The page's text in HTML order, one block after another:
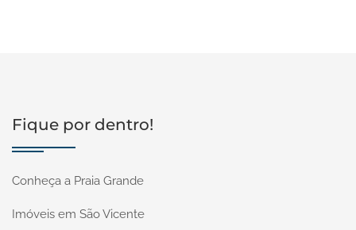
Fique por dentro!
Conheça a Praia Grande
Imóveis em São Vicente